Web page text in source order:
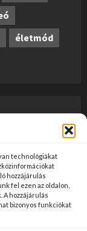
technológiákat
hozzájárulás
fel ezen az oldalon,
A hozzájárulás
bizonyos funkciókat
életmód
élni
jelezze